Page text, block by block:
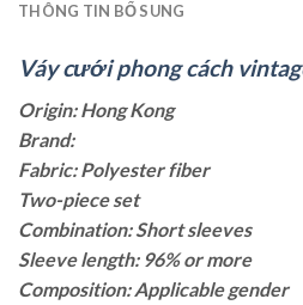
THÔNG TIN BỔ SUNG
Váy cưới phong cách
Origin: Hong Kong
Brand:
Fabric: Polyester fiber
Two-piece set
Combination: Short sleeves
Sleeve length: 96% or more
Composition: Applicable gender